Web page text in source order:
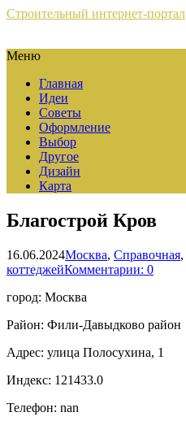
Строительный интернет-портал
Меню
Главная
Идеи
Советы
Оформление
Выбор
Другое
Дизайн
Карта
Благострой Кров
16.06.2024Москва, Справочная,
коттеджейКомментарии: 0
город: Москва
Район: Фили-Давыдково район
Адрес: улица Полосухина, 1
Индекс: 121433.0
Телефон: nan